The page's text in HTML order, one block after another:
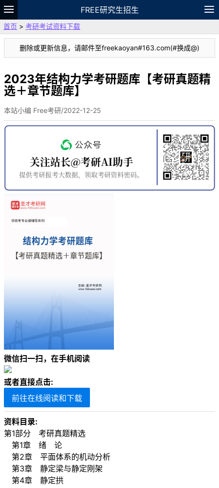
FREE研究生招生
题库
故事 专题
VIP
资料
首页 > 考研考试资料下载
删除或更新信息，请邮件至freekaoyan#163.com(#换成@)
2023年结构力学考研题库【考研真题精
选＋章节题库】
本站小编 Free考研/2022-12-25
微信扫一扫，在手机阅读
或者直接点击:
前往在线阅读和下载
资料目录:
第1部分 考研真题精选
第1章 绪 论
第2章 平面体系的机动分析
第3章 静定梁与静定刚架
第4章 静定拱